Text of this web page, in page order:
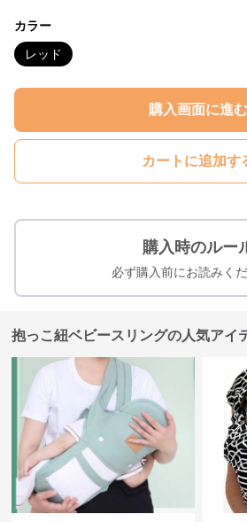
カラー
レッド
購入画面に進む
カートに追加す
購入時のルー
必ず購入前にお読みくだ
抱っこ紐ベビースリングの人気アイ